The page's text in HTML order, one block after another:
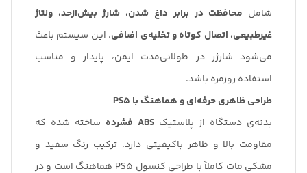
شامل محافظت در برابر داغ شدن، شارژ بیش‌ازحد، ولتاژ
غیرطبیعی، اتصال کوتاه و تخلیه‌ی اضافی. این سیستم باعث
می‌شود شارژر در طولانی‌مدت ایمن، پایدار و مناسب
استفاده روزمره باشد.
طراحی ظاهری حرفه‌ای و هماهنگ با PS5
بدنه‌ی دستگاه از پلاستیک ABS فشرده
ساخته شده که
مقاومت بالا و ظاهر باکیفیتی دارد. ترکیب رنگ سفید و
مشکی مات کاملاً با طراحی کنسول PS5 هماهنگ است و در